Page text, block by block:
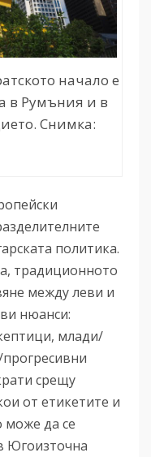
начало е
в Румъния и в
Снимка:
политика.
традиционното
между леви и
нюанси:
млади/
срещу
от етикетите и
може да се
Югоизточна